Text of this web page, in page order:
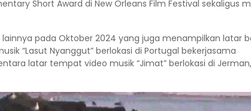
Short Award di New Orleans Film Festival sekaligus
pada Oktober 2024 yang juga menampilkan latar
“Lasut Nyanggut” berlokasi di Portugal bekerjasama
latar tempat video musik “Jimat” berlokasi di